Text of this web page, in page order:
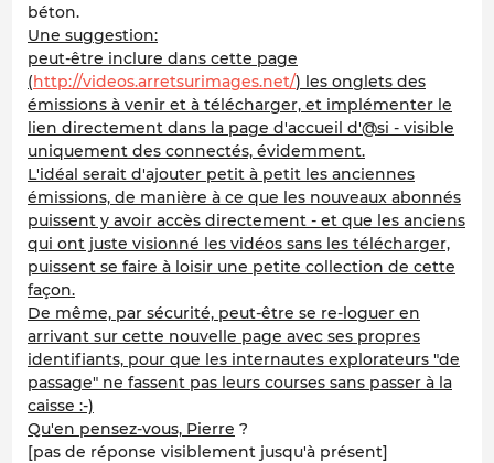
béton.
Une suggestion:
peut-être inclure dans cette page
(http://videos.arretsurimages.net/) les onglets des
émissions à venir et à télécharger, et implémenter le
lien directement dans la page d'accueil d'@si - visible
uniquement des connectés, évidemment.
L'idéal serait d'ajouter petit à petit les anciennes
émissions, de manière à ce que les nouveaux abonnés
puissent y avoir accès directement - et que les anciens
qui ont juste visionné les vidéos sans les télécharger,
puissent se faire à loisir une petite collection de cette
façon.
De même, par sécurité, peut-être se re-loguer en
arrivant sur cette nouvelle page avec ses propres
identifiants, pour que les internautes explorateurs "de
passage" ne fassent pas leurs courses sans passer à la
caisse :-)
Qu'en pensez-vous, Pierre ?
[pas de réponse visiblement jusqu'à présent]